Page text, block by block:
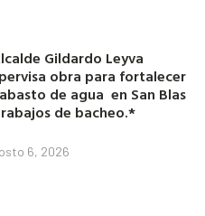
Gildardo Leyva
obra para fortalecer
de agua en San Blas
de bacheo.*
6, 2026